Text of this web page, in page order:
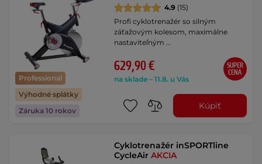
Professional
Výhodné splátky
Záruka 10 rokov
4.9 (15)
Profi cyklotrenažér so silným
záťažovým kolesom, maximálne
nastaviteľným …
629,90 €
na sklade – 11.8. u Vás
SUPER
CENA
Kúpiť
Cyklotrenažér inSPORTline
CycleAirAKCIA